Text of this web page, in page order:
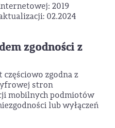
2019
02.2024
zgodności z
zgodna z
stron
mobilnych podmiotów
lub wyłączeń